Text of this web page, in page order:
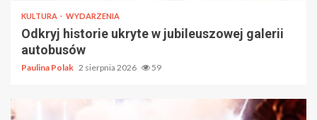
KULTURA WYDARZENIA
Odkryj historie ukryte w jubileuszowej galerii
autobusów
Paulina Polak 2 sierpnia 2026 59